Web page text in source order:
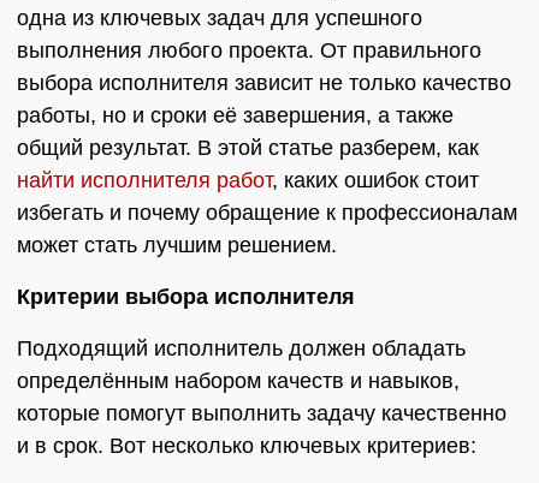
одна из ключевых задач для успешного
выполнения любого проекта. От правильного
выбора исполнителя зависит не только качество
работы, но и сроки её завершения, а также
общий результат. В этой статье разберем, как
найти исполнителя работ, каких ошибок стоит
избегать и почему обращение к профессионалам
может стать лучшим решением.
Критерии выбора исполнителя
Подходящий исполнитель должен обладать
определённым набором качеств и навыков,
которые помогут выполнить задачу качественно
и в срок. Вот несколько ключевых критериев: